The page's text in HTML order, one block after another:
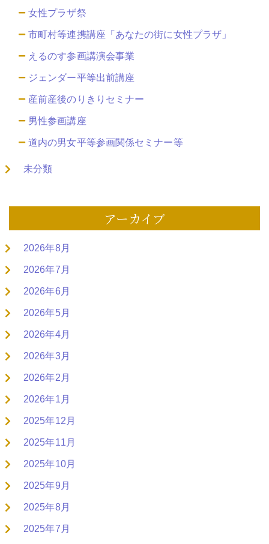
女性プラザ祭
市町村等連携講座「あなたの街に女性プラザ」
えるのす参画講演会事業
ジェンダー平等出前講座
産前産後のりきりセミナー
男性参画講座
道内の男女平等参画関係セミナー等
未分類
アーカイブ
2026年8月
2026年7月
2026年6月
2026年5月
2026年4月
2026年3月
2026年2月
2026年1月
2025年12月
2025年11月
2025年10月
2025年9月
2025年8月
2025年7月